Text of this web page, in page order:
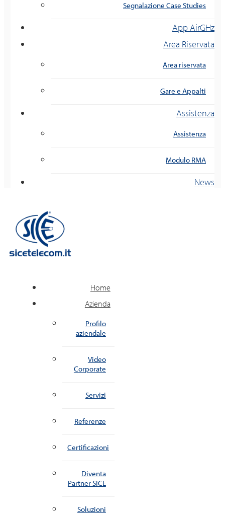
Segnalazione Case Studies
App AirGHz
Area Riservata
Area riservata
Gare e Appalti
Assistenza
Assistenza
Modulo RMA
News
Home
Azienda
Profilo
aziendale
Video
Corporate
Servizi
Referenze
Certificazioni
Diventa
Partner SICE
Soluzioni